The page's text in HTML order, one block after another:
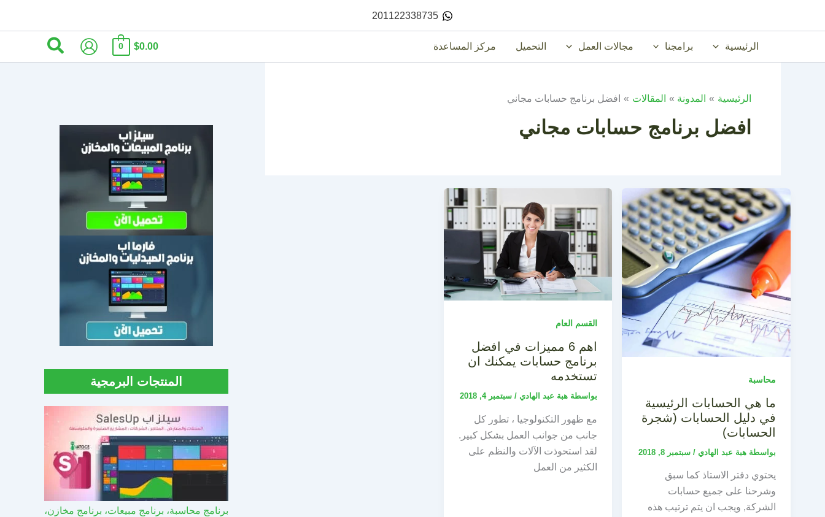
201122338735
الرئيسية برامجنا مجالات العمل التحميل مركز المساعدة $0.00
0 البحث
الرئيسية المدونة المقالات افضل برنامج حسابات مجاني
افضل برنامج حسابات مجاني
محاسبة
ما هي الحسابات الرئيسية
في دليل الحسابات (شجرة
الحسابات)
بواسطة هبة عبد الهادي / سبتمبر 8, 2018
يحتوي دفتر الاستاذ كما سبق
وشرحنا على جميع حسابات
الشركة, ويجب ان يتم ترتيب هذه
القسم العام
اهم 6 مميزات في افضل
برنامج حسابات يمكنك ان
تستخدمه
بواسطة هبة عبد الهادي / سبتمبر 4, 2018
مع ظهور التكنولوجيا ، تطور كل
جانب من جوانب العمل بشكل كبير.
لقد استحوذت الآلات والنظم على
الكثير من العمل
المنتجات البرمجية
برنامج محاسبة، برنامج مبيعات، برنامج مخازن،